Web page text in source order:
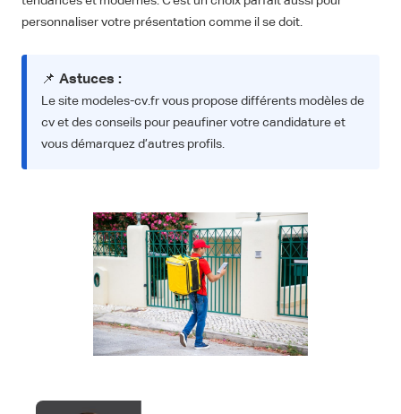
personnaliser votre présentation comme il se doit.
📌 Astuces :
Le site modeles-cv.fr vous propose différents modèles de
cv et des conseils pour peaufiner votre candidature et
vous démarquez d’autres profils.